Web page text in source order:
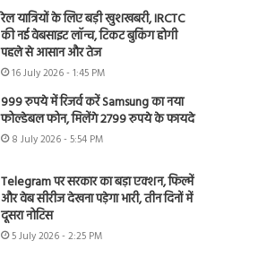
रेल यात्रियों के लिए बड़ी खुशखबरी, IRCTC
की नई वेबसाइट लॉन्च, टिकट बुकिंग होगी
पहले से आसान और तेज
16 July 2026 - 1:45 PM
999 रुपये में रिजर्व करें Samsung का नया
फोल्डेबल फोन, मिलेंगे 2799 रुपये के फायदे
8 July 2026 - 5:54 PM
Telegram पर सरकार का बड़ा एक्शन, फिल्में
और वेब सीरीज देखना पड़ेगा भारी, तीन दिनों में
दूसरा नोटिस
5 July 2026 - 2:25 PM